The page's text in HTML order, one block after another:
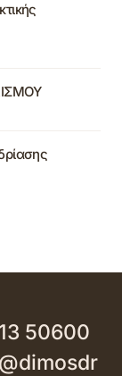
50600